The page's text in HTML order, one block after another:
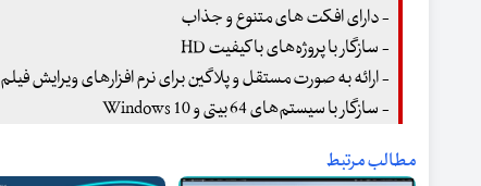
- دارای افکت های متنوع و جذاب
- سازگار با پروژه‌های با کیفیت HD
- ارائه به صورت مستقل و پلاگین برای نرم افزارهای ویرایش فیلم
- سازگار با سیستم‌های 64 بیتی و Windows 10
مطالب مرتبط